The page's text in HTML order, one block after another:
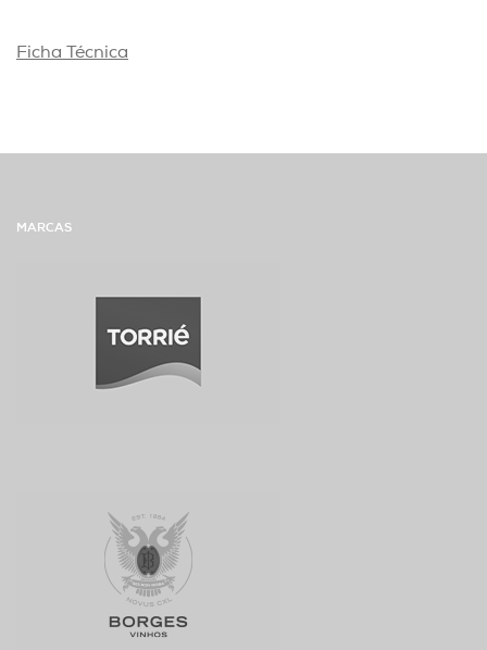
Ficha Técnica
MARCAS